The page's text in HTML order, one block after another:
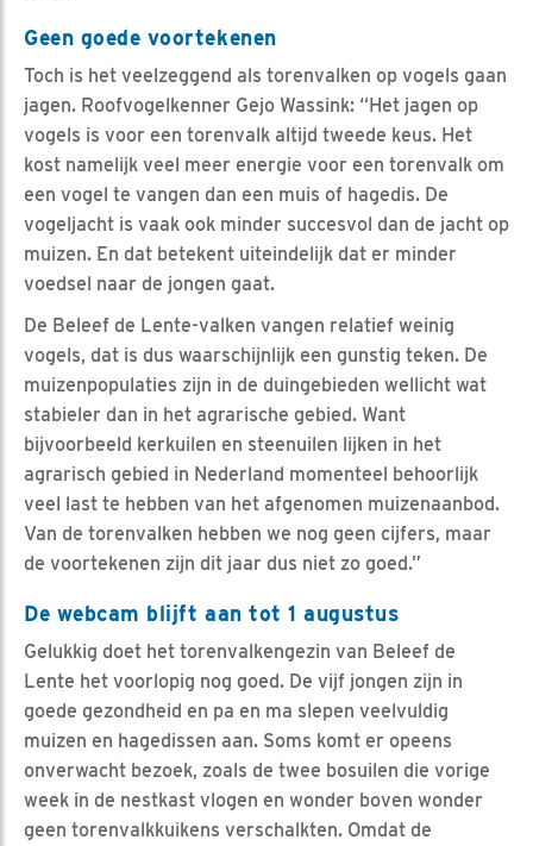
Geen goede voortekenen
Toch is het veelzeggend als torenvalken op vogels gaan
jagen. Roofvogelkenner Gejo Wassink: “Het jagen op
vogels is voor een torenvalk altijd tweede keus. Het
kost namelijk veel meer energie voor een torenvalk om
een vogel te vangen dan een muis of hagedis. De
vogeljacht is vaak ook minder succesvol dan de jacht op
muizen. En dat betekent uiteindelijk dat er minder
voedsel naar de jongen gaat.
De Beleef de Lente-valken vangen relatief weinig
vogels, dat is dus waarschijnlijk een gunstig teken. De
muizenpopulaties zijn in de duingebieden wellicht wat
stabieler dan in het agrarische gebied. Want
bijvoorbeeld kerkuilen en steenuilen lijken in het
agrarisch gebied in Nederland momenteel behoorlijk
veel last te hebben van het afgenomen muizenaanbod.
Van de torenvalken hebben we nog geen cijfers, maar
de voortekenen zijn dit jaar dus niet zo goed.”
De webcam blijft aan tot 1 augustus
Gelukkig doet het torenvalkengezin van Beleef de
Lente het voorlopig nog goed. De vijf jongen zijn in
goede gezondheid en pa en ma slepen veelvuldig
muizen en hagedissen aan. Soms komt er opeens
onverwacht bezoek, zoals de twee bosuilen die vorige
week in de nestkast vlogen en wonder boven wonder
geen torenvalkkuikens verschalkten. Omdat de